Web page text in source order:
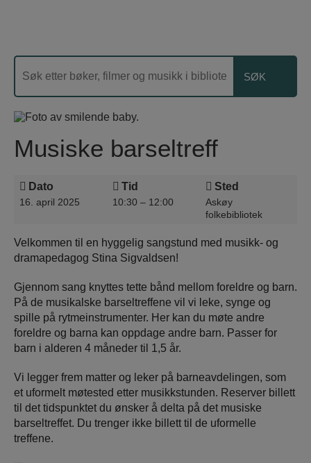
Musiske barseltreff
Dato
16. april 2025
Tid
10:30 – 12:00
Sted
Askøy
folkebibliotek
Velkommen til en hyggelig sangstund med musikk- og
dramapedagog Stina Sigvaldsen!
Gjennom sang knyttes tette bånd mellom foreldre og barn.
På de musikalske barseltreffene vil vi leke, synge og
spille på rytmeinstrumenter. Her kan du møte andre
foreldre og barna kan oppdage andre barn. Passer for
barn i alderen 4 måneder til 1,5 år.
Vi legger frem matter og leker på barneavdelingen, som
et uformelt møtested etter musikkstunden. Reserver billett
til det tidspunktet du ønsker å delta på det musiske
barseltreffet. Du trenger ikke billett til de uformelle
treffene.